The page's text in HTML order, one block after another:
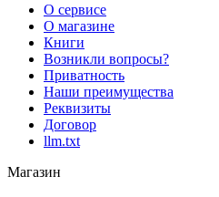
О сервисе
О магазине
Книги
Возникли вопросы?
Приватность
Наши преимущества
Реквизиты
Договор
llm.txt
Магазин